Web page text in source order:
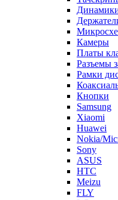
Камеры
Платы
Разъемы
Рамки
Кнопки
Samsung
Xiaomi
Huawei
Nokia/
Sony
ASUS
HTC
Meizu
FLY